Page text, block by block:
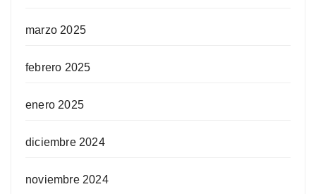
marzo 2025
febrero 2025
enero 2025
diciembre 2024
noviembre 2024